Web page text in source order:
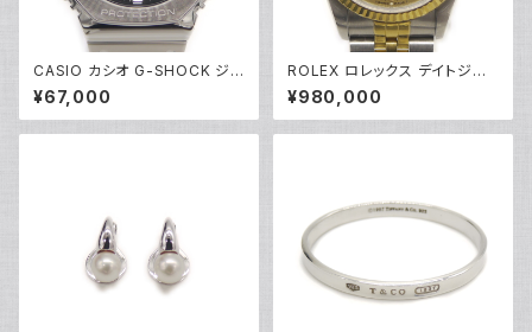
CASIO カシオ G-SHOCK ジ
ーショック GMC-B2100D-1AJ
F フルメタルクロノグラフ ソーラ
ー電波時計 モバイルリンク 黒
¥67,000
ROLEX ロレックス デイトジャ
スト 68273 L番 自動巻き ゴー
ルド文字盤 Y05283
¥980,000